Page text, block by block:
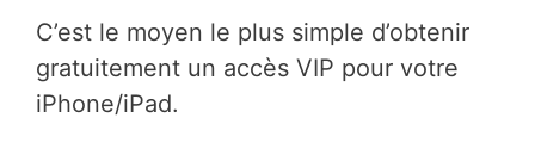
C’est le moyen le plus simple d’obtenir
gratuitement un accès VIP pour votre
iPhone/iPad.